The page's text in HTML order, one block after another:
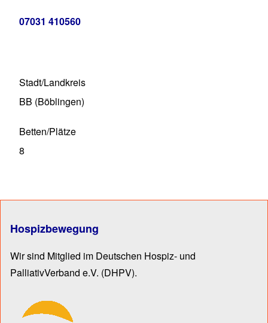
07031 410560
Stadt/Landkreis
BB (Böblingen)
Betten/Plätze
8
Hospizbewegung
Wir sind Mitglied im Deutschen Hospiz- und
PalliativVerband e.V. (DHPV).